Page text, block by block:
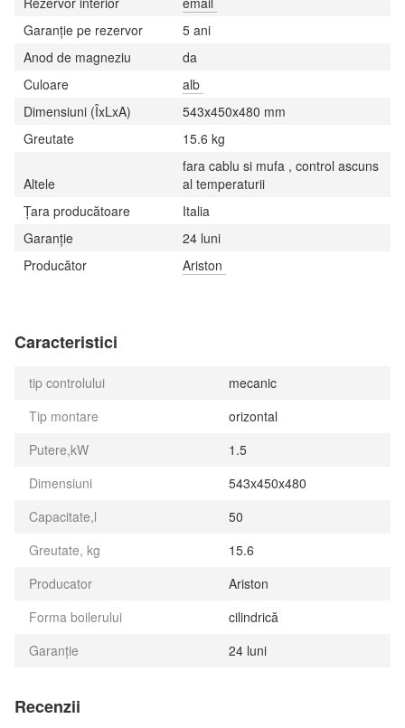
Garanţie pe rezervor
5 ani
Anod de magneziu
da
Culoare
alb
Dimensiuni (ÎxLxA)
543х450х480 mm
Greutate
15.6 kg
Altele
fara cablu si mufa , control ascuns
al temperaturii
Țara producătoare
Italia
Garanție
24 luni
Producător
Ariston
Caracteristici
tip controlului
mecanic
Tip montare
orizontal
Putere,kW
1.5
Dimensiuni
543x450x480
Capacitate,l
50
Greutate, kg
15.6
Producator
Ariston
Forma boilerului
cilindrică
Garanție
24 luni
Recenzii